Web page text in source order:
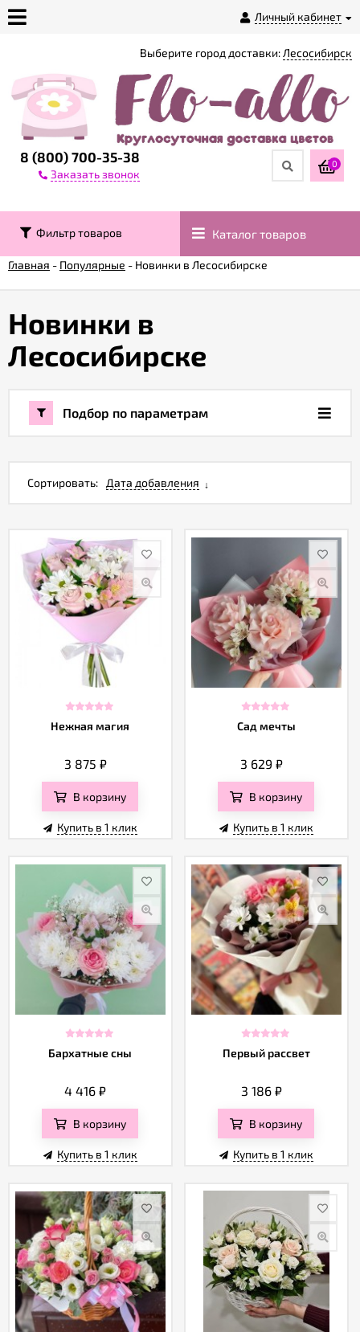
Личный кабинет
магазине
Доставка
Контакты
Гарантии
Акции
заказ
ответ
Публичная
оферта
Политика
конфиденциальности
Отзывы
8 (800) 700-35-38
Заказать звонок
Выберите город доставки:Лесосибирск
0
Фильтр товаров Каталог товаров
Главная - Популярные - Новинки в Лесосибирске
Новинки в
Лесосибирске
Подбор по параметрам
Сортировать: Дата добавления
Нежная магия
3 875 ₽
В корзину
Купить в 1 клик
Сад мечты
3 629 ₽
В корзину
Купить в 1 клик
Бархатные сны
4 416₽
В корзину
Купить в 1 клик
Первый рассвет
3 186 ₽
В корзину
Купить в 1 клик